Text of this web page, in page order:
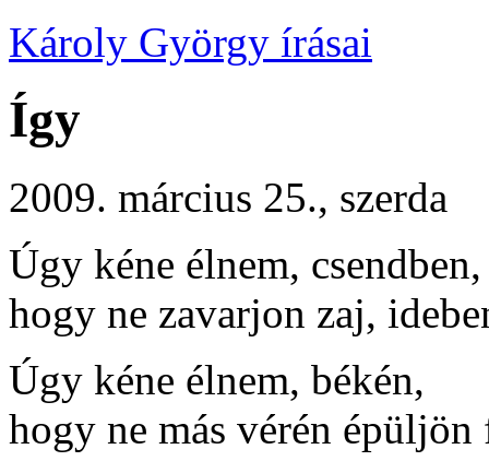
Károly György írásai
Így
2009. március 25., szerda
Úgy kéne élnem, csendben,
hogy ne zavarjon zaj,
Úgy kéne élnem, békén,
hogy ne más vérén